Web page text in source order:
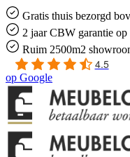
Gratis thuis bezorgd
2 jaar CBW garantie op
Ruim 2500m2
4.5
op Google